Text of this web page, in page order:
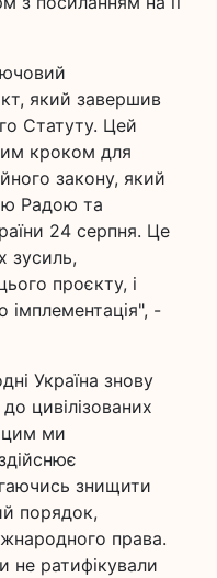
який завершив
Статуту. Цей
кроком для
закону, який
Радою та
24 серпня. Це
зусиль,
проєкту, і
-
Україна знову
цивілізованих
цим ми
знищити
порядок,
права.
не ратифікували